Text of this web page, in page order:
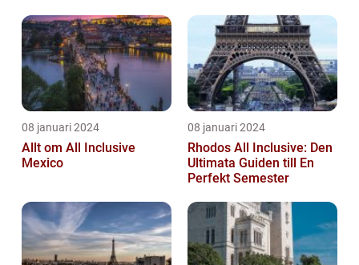
08 januari 2024
Allt om All Inclusive
Mexico
08 januari 2024
Rhodos All Inclusive: Den
Ultimata Guiden till En
Perfekt Semester